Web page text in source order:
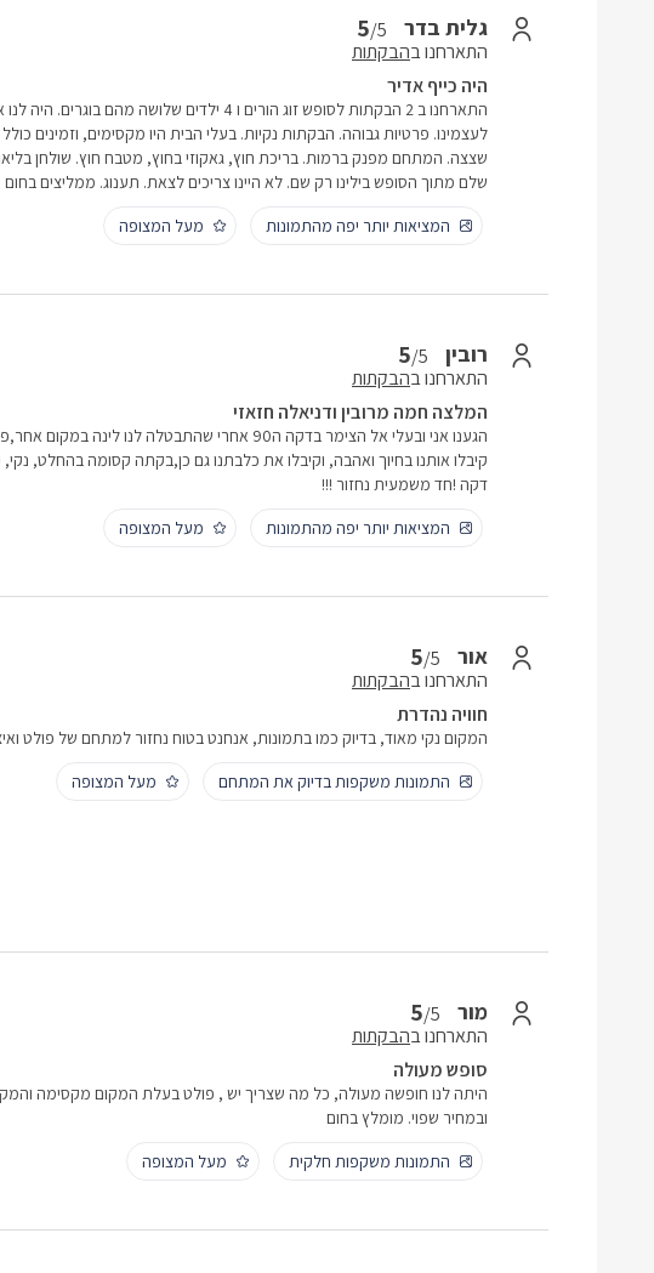
גלית בדר 5/5
התארחנו בהבקתות
היה כייף אדיר
התארחנו ב 2 הבקתות לסופש זוג הורים ו 4 ילדים שלושה מהם
לעצמינו. פרטיות גבוהה. הבקתות נקיות. בעלי הבית היו מקסימים, וזמינים
שצצה. המתחם מפנק ברמות. בריכת חוץ, גאקוזי בחוץ, מטבח חוץ. שולחן
שלם מתוך הסופש בילינו רק שם. לא היינו צריכים לצאת. תענוג. ממליצים בחום
המציאות יותר יפה מהתמונות
מעל המצופה
רובין 5/5
התארחנו בהבקתות
המלצה חמה מרובין ודניאלה חזאזי
הגענו אני ובעלי אל הצימר בדקה ה90 אחרי שהתבטלה לנו
קיבלו אותנו בחיוך ואהבה, וקיבלו את כלבתנו גם כן,בקתה קסומה בהחלט, נקי,
דקה !חד משמעית נחזור !!!
המציאות יותר יפה מהתמונות
מעל המצופה
אור 5/5
התארחנו בהבקתות
חוויה נהדרת
המקום נקי מאוד, בדיוק כמו בתמונות, אנחנט בטוח נחזור למתחם של פולט
התמונות משקפות בדיוק את המתחם
מעל המצופה
מור 5/5
התארחנו בהבקתות
סופש מעולה
היתה לנו חופשה מעולה, כל מה שצריך יש , פולט בעלת המקום מקסימה
ובמחיר שפוי. מומלץ בחום
התמונות משקפות חלקית
מעל המצופה